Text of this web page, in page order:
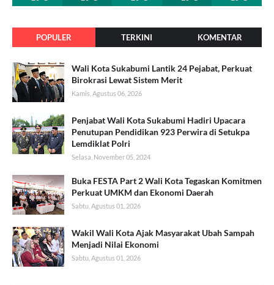
POPULER TERKINI KOMENTAR
Wali Kota Sukabumi Lantik 24 Pejabat, Perkuat
Birokrasi Lewat Sistem Merit
Kamis, Agustus 06, 2026
Penjabat Wali Kota Sukabumi Hadiri Upacara
Penutupan Pendidikan 923 Perwira di Setukpa
Lemdiklat Polri
Selasa, November 05, 2024
Buka FESTA Part 2 Wali Kota Tegaskan Komitmen
Perkuat UMKM dan Ekonomi Daerah
Sabtu, Agustus 01, 2026
Wakil Wali Kota Ajak Masyarakat Ubah Sampah
Menjadi Nilai Ekonomi
Sabtu, Agustus 01, 2026